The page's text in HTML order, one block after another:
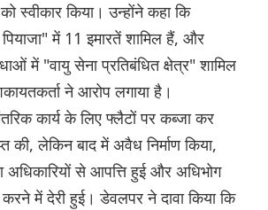
स्वीकार किया। उन्होंने कहा कि
पियाजा" में 11 इमारतें शामिल हैं, और
में "वायु सेना प्रतिबंधित क्षेत्र" शामिल
ने आरोप लगाया है।
कार्य के लिए फ्लैटों पर कब्जा कर
की, लेकिन बाद में अवैध निर्माण किया,
अधिकारियों से आपत्ति हुई और अधिभोग
करने में देरी हुई। डेवलपर ने दावा किया कि